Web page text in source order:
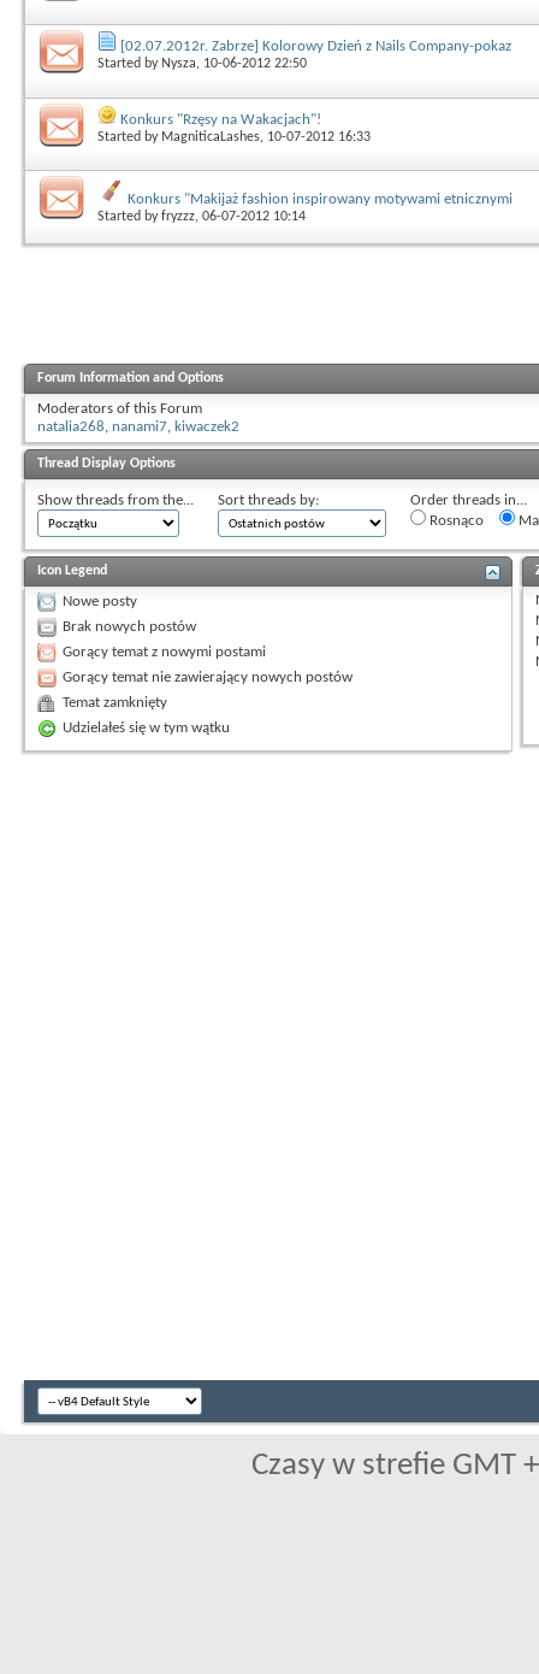
[02.07.2012r. Zabrze] Kolorowy Dzień z Nails Company-pokaz
Started by Nysza, 10-06-2012 22:50
Konkurs "Rzęsy na Wakacjach"!
Started by MagniticaLashes, 10-07-2012 16:33
Konkurs "Makijaż fashion inspirowany motywami etnicznymi
Started byfryzzz, 06-07-2012 10:14
Forum Information and Options
Moderators of this Forum
natalia268, nanami7, kiwaczek2
Thread Display Options
Show threads from the... Sort threads by:
Order threads in...
Rosnąco
Icon Legend
Nowe posty
Brak nowych postów
Gorący temat z nowymi postami
Gorący temat nie zawierający nowych postów
Temat zamknięty
Udzielałeś się w tym wątku
Czasy w strefie GMT